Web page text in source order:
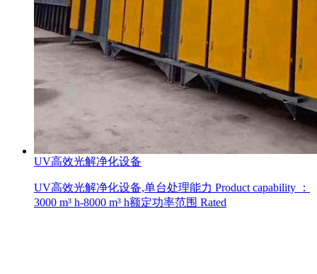
UV高效光解净化设备
UV高效光解净化设备,单台处理能力 Product capability ：
3000 m³ h-8000 m³ h额定功率范围 Rated